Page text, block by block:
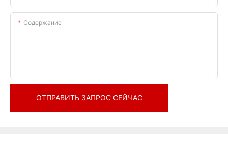
Содержание
ОТПРАВИТЬ ЗАПРОС СЕЙЧАС